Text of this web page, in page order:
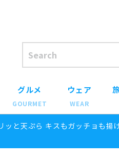
グルメ
GOURMET
ウェア
WEAR
と天ぷら キスもガッチョも揚